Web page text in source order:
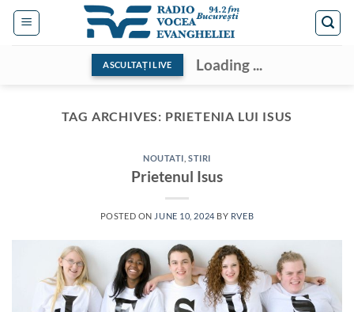
Skip
ASCULTAȚI LIVE Loading ...
TAG ARCHIVES: PRIETENIA LUI ISUS
NOUTATI ,STIRI
Prietenul Isus
POSTED ON JUNE 10, 2024 BY RVEB